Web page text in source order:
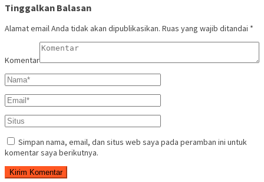
Tinggalkan Balasan
Alamat email Anda tidak akan dipublikasikan. Ruas yang wajib ditandai *
Komentar
Simpan nama, email, dan situs web saya pada peramban ini untuk
komentar saya berikutnya.